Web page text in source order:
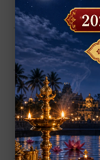
置物
シャーラグラーマ
お香
プージャー用品